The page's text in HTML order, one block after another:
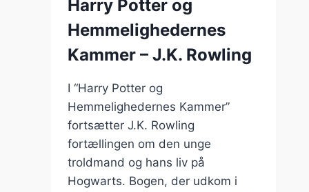
J.R.R.
Tolkien
Harry Potter og
Hemmelighedernes
Kammer – J.K. Rowling
I “Harry Potter og
Hemmelighedernes Kammer”
fortsætter J.K. Rowling
fortællingen om den unge
troldmand og hans liv på
Hogwarts. Bogen, der udkom i